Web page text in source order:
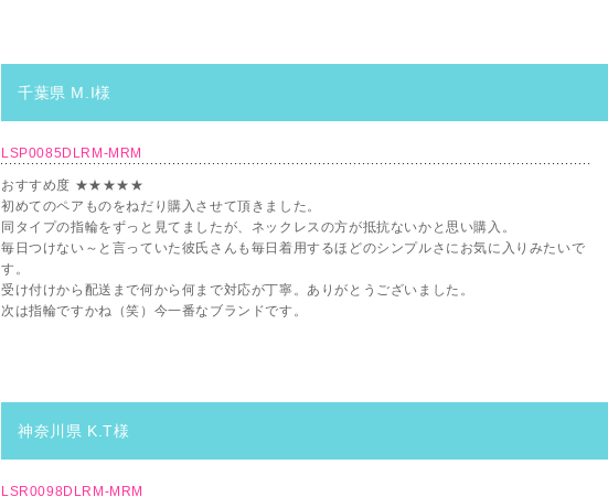
千葉県 M.I様
LSP0085DLRM-MRM
おすすめ度 ★★★★★
初めてのペアものをねだり購入させて頂きました。
同タイプの指輪をずっと見てましたが、ネックレスの方が抵抗ないかと思い購入。
毎日つけない～と言っていた彼氏さんも毎日着用するほどのシンプルさにお気に入りみたいで
す。
受け付けから配送まで何から何まで対応が丁寧。ありがとうございました。
次は指輪ですかね（笑）今一番なブランドです。
神奈川県 K.T様
LSR0098DLRM-MRM